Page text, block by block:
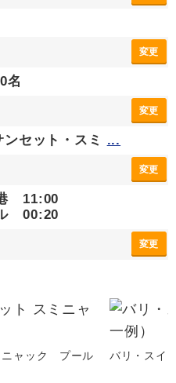
変更
0名
変更
セット・スミ ...
変更
11:00
00:20
変更
ニャック プール バリ・スイ